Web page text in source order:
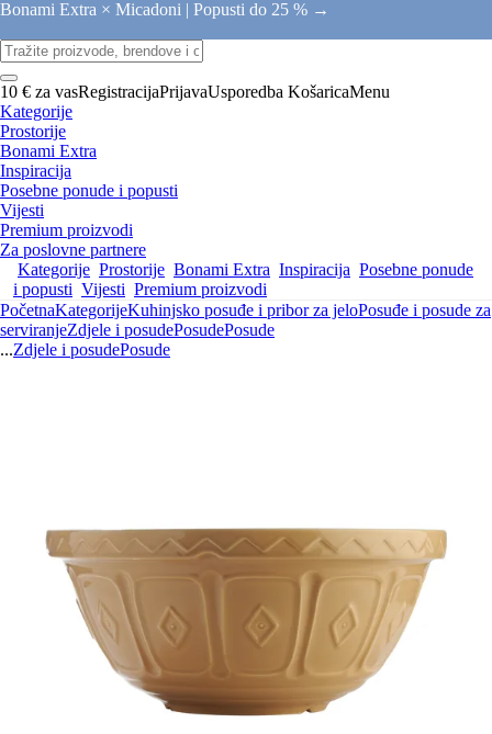
Bonami Extra × Micadoni | Popusti do 25 % →
10 € za vasRegistracijaPrijavaUsporedba KošaricaMenu
Kategorije
Prostorije
Bonami Extra
Inspiracija
Posebne ponude i popusti
Vijesti
Premium proizvodi
Za poslovne partnere
Kategorije Prostorije Bonami Extra Inspiracija Posebne ponude
i popusti Vijesti Premium proizvodi
PočetnaKategorijeKuhinjsko posuđe i pribor za jeloPosuđe i posude za
serviranjeZdjele i posudePosudePosude
...Zdjele i posudePosude